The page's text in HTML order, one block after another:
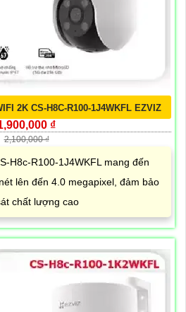
2K CS-H8C-R100-1J4WKFL EZVIZ
₫
2,100,000 ₫
H8c-R100-1J4WKFL mang đến
lên đến 4.0 megapixel, đảm bảo
chất lượng cao